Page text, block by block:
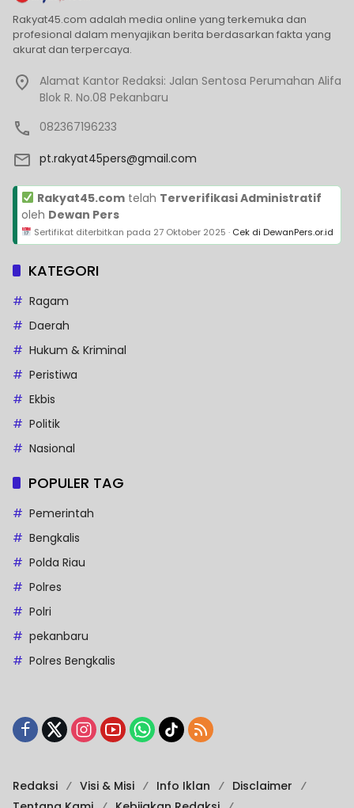
Rakyat45.com adalah media online yang terkemuka dan
profesional dalam menyajikan berita berdasarkan fakta yang
akurat dan terpercaya.
Alamat Kantor Redaksi: Jalan Sentosa Perumahan Alifa
Blok R. No.08 Pekanbaru
082367196233
pt.rakyat45pers@gmail.com
Rakyat45.comtelah Terverifikasi Administratif
oleh Dewan Pers
Sertifikat diterbitkan pada 27 Oktober 2025 · Cek di DewanPers.or.id
KATEGORI
Ragam
Daerah
Hukum & Kriminal
Peristiwa
Ekbis
Politik
Nasional
POPULER TAG
Pemerintah
Bengkalis
Polda Riau
Polres
Polri
pekanbaru
Polres Bengkalis
Redaksi Visi & Misi Info Iklan
Disclaimer